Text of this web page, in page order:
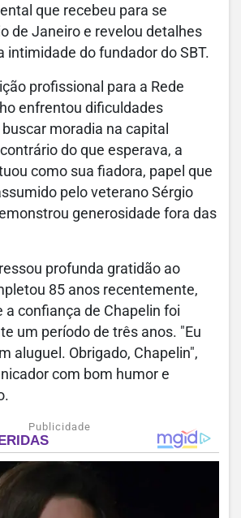
que recebeu para se
de Janeiro e revelou detalhes
intimidade do fundador do SBT.
profissional para a Rede
enfrentou dificuldades
moradia na capital
do que esperava, a
como sua fiadora, papel que
pelo veterano Sérgio
generosidade fora das
profunda gratidão ao
85 anos recentemente,
a confiança de Chapelin foi
um período de três anos. "Eu
aluguel. Obrigado, Chapelin",
com bom humor e
Publicidade